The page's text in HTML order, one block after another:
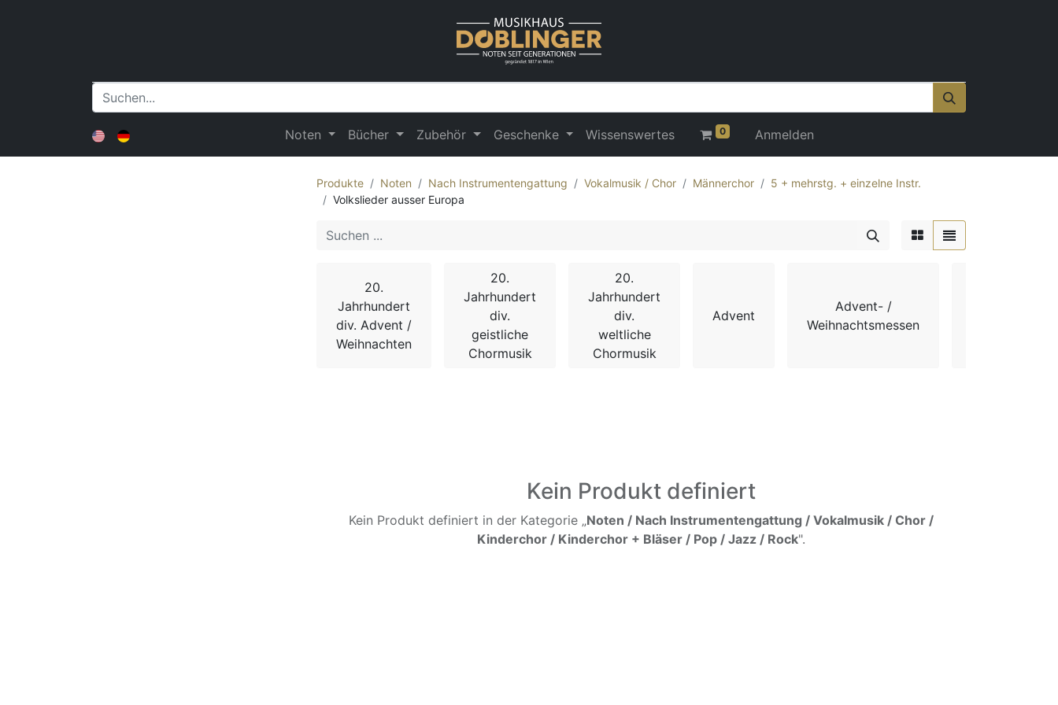
Noten Bücher Zubehör Geschenke Wissenswertes 0 Anmelden
Produkte Noten Nach Instrumentengattung Vokalmusik / Chor Männerchor
5 + mehrstg. + einzelne Instr.
Volkslieder ausser Europa
20.
Jahrhundert
div. Advent /
Weihnachten
20.
Jahrhundert
div.
geistliche
Chormusik
20.
Jahrhundert
div.
weltliche
Chormusik
Advent
Advent- /
Weihnachtsmessen
Kein Produkt definiert
Kein Produkt definiert in der Kategorie „Noten / Nach Instrumentengattung / Vokalmusik / Chor /
Kinderchor / Kinderchor + Bläser / Pop / Jazz / Rock".